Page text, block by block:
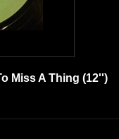
Miss A Thing (12'')